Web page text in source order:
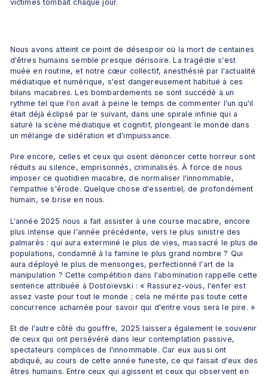
victimes tombait chaque jour.
Nous avons atteint ce point de désespoir où la mort de centaines
d'êtres humains semble presque dérisoire. La tragédie s'est
muée en routine, et notre cœur collectif, anesthésié par l'actualité
médiatique et numérique, s'est dangereusement habitué à ces
bilans macabres. Les bombardements se sont succédé à un
rythme tel que l'on avait à peine le temps de commenter l'un qu'il
était déjà éclipsé par le suivant, dans une spirale infinie qui a
saturé la scène médiatique et cognitif, plongeant le monde dans
un mélange de sidération et d'impuissance.
Pire encore, celles et ceux qui osent dénoncer cette horreur sont
réduits au silence, emprisonnés, criminalisés. À force de nous
imposer ce quotidien macabre, de normaliser l'innommable,
l'empathie s'érode. Quelque chose d'essentiel, de profondément
humain, se brise en nous.
L'année 2025 nous a fait assister à une course macabre, encore
plus intense que l'année précédente, vers le plus sinistre des
palmarès : qui aura exterminé le plus de vies, massacré le plus de
populations, condamné à la famine le plus grand nombre ? Qui
aura déployé le plus de mensonges, perfectionné l'art de la
manipulation ? Cette compétition dans l'abomination rappelle cette
sentence attribuée à Dostoïevski : « Rassurez-vous, l'enfer est
assez vaste pour tout le monde ; cela ne mérite pas toute cette
concurrence acharnée pour savoir qui d'entre vous sera le pire. »
Et de l'autre côté du gouffre, 2025 laissera également le souvenir
de ceux qui ont persévéré dans leur contemplation passive,
spectateurs complices de l'innommable. Car eux aussi ont
abdiqué, au cours de cette année funeste, ce qui faisait d'eux des
êtres humains. Entre ceux qui agissent et ceux qui observent en